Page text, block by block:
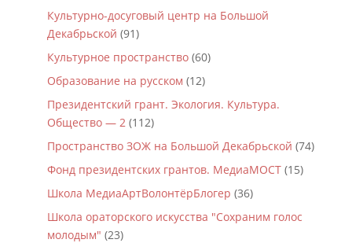
Культурно-досуговый центр на Большой
Декабрьской (91)
Культурное пространство(60)
Образование на русском (12)
Президентский грант. Экология. Культура.
Общество — 2(112)
Пространство ЗОЖ на Большой Декабрьской (74)
Фонд президентских грантов. МедиаМОСТ(15)
Школа МедиаАртВолонтёрБлогер (36)
Школа ораторского искусства "Сохраним голос
молодым" (23)